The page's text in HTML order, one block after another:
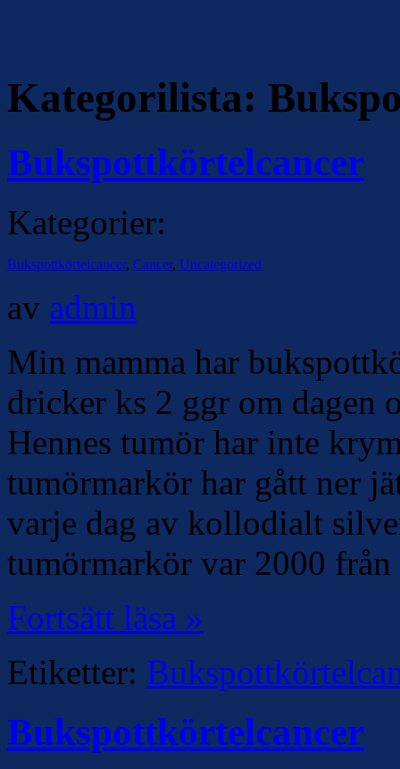
Kategorilista:
Bukspottkörtelcancer
Kategorier:
Bukspottkörtelcancer, Cancer, Uncategorized
av admin
Min mamma har
dricker ks 2 ggr om dagen
Hennes tumör har inte
tumörmarkör har gått ner
varje dag av kollodialt
tumörmarkör var 2000
Fortsätt läsa »
Etiketter:
Bukspottkörtelcancer